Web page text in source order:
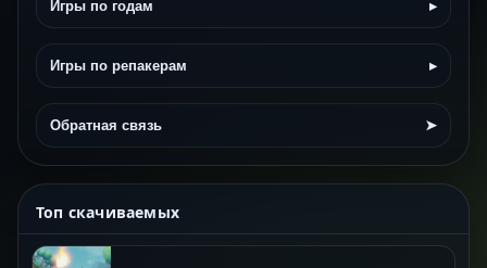
Игры по годам ▸
Игры по репакерам ▸
Обратная связь ➤
Топ скачиваемых